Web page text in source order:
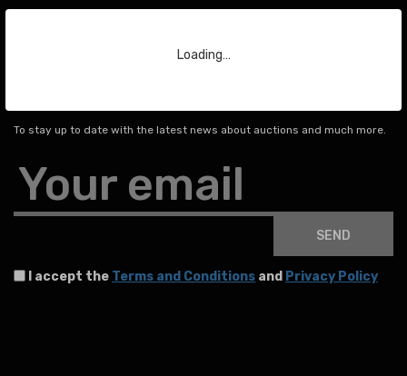
Loading…
To stay up to date with the latest news about auctions and much more.
Your email
SEND
I accept the Terms and Conditions and Privacy Policy